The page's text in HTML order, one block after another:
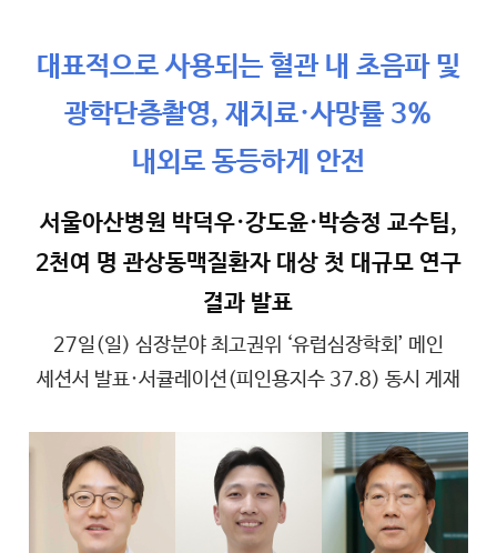
대표적으로 사용되는 혈관 내 초음파 및
광학단층촬영, 재치료·사망률 3%
내외로 동등하게 안전
서울아산병원 박덕우·강도윤·박승정 교수팀,
2천여 명 관상동맥질환자 대상 첫 대규모 연구
결과 발표
27일(일) 심장분야 최고권위 ‘유럽심장학회’ 메인
세션서 발표·서큘레이션(피인용지수 37.8) 동시 게재